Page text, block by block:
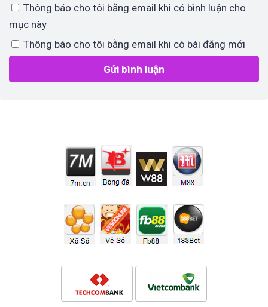
Thông báo cho tôi bằng email khi có bình luận cho
mục này
Thông báo cho tôi bằng email khi có bài đăng mới